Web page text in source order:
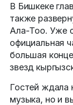
В Бишкеке
также
Ала-Тоо. Уже
официальная
большая
звезд
Гостей ждала
музыка, но и